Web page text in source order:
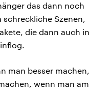
das dann noch
schreckliche Szenen,
die dann auch in
man besser machen,
wenn man am